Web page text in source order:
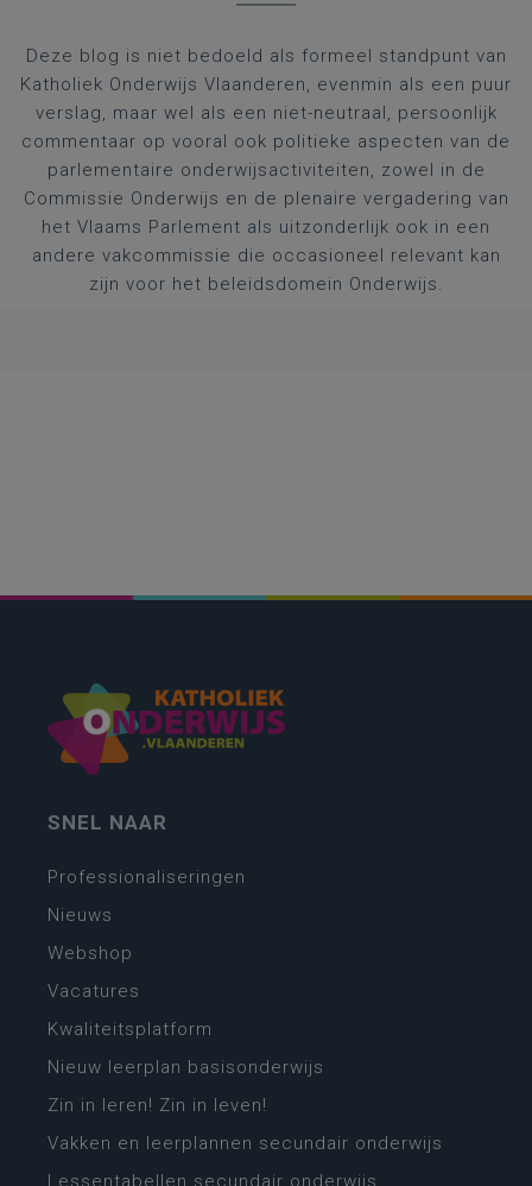
Deze blog is niet bedoeld als formeel standpunt van
Katholiek Onderwijs Vlaanderen, evenmin als een puur
verslag, maar wel als een niet-neutraal, persoonlijk
commentaar op vooral ook politieke aspecten van de
parlementaire onderwijsactiviteiten, zowel in de
Commissie Onderwijs en de plenaire vergadering van
het Vlaams Parlement als uitzonderlijk ook in een
andere vakcommissie die occasioneel relevant kan
zijn voor het beleidsdomein Onderwijs.
SNEL NAAR
Professionaliseringen
Nieuws
Webshop
Vacatures
Kwaliteitsplatform
Nieuw leerplan basisonderwijs
Zin in leren! Zin in leven!
Vakken en leerplannen secundair onderwijs
Lessentabellen secundair onderwijs